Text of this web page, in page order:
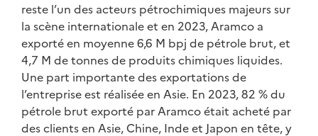
reste l’un des acteurs pétrochimiques majeurs sur
la scène internationale et en 2023, Aramco a
exporté en moyenne 6,6 M bpj de pétrole brut, et
4,7 M de tonnes de produits chimiques liquides.
Une part importante des exportations de
l’entreprise est réalisée en Asie. En 2023, 82 % du
pétrole brut exporté par Aramco était acheté par
des clients en Asie, Chine, Inde et Japon en tête, y